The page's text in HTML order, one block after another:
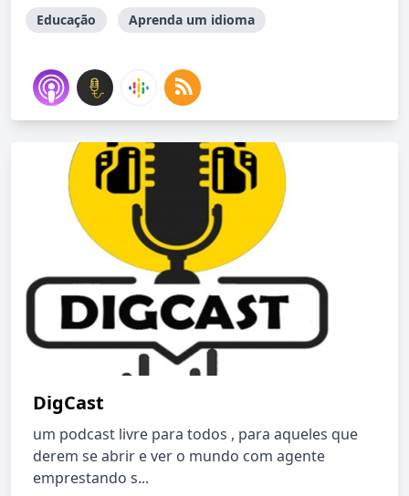
Educação Aprenda um idioma
DigCast
um podcast livre para todos , para aqueles que
derem se abrir e ver o mundo com agente
emprestando s...